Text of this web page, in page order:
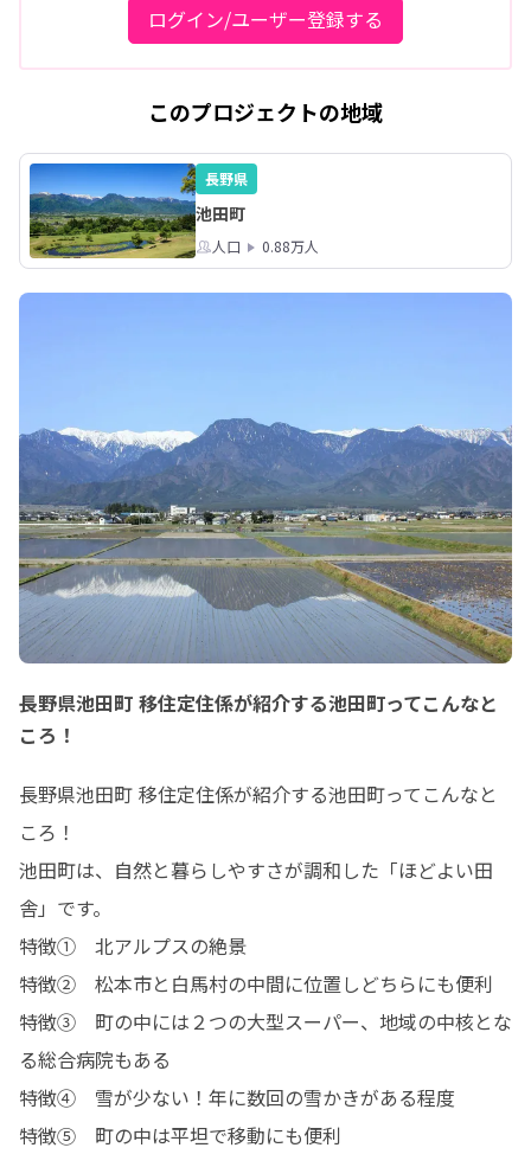
ログイン/ユーザー登録する
このプロジェクトの地域
長野県
池田町
人口 0.88万人
長野県池田町 移住定住係が紹介する池田町ってこんなと
ころ！
長野県池田町 移住定住係が紹介する池田町ってこんなと
ころ！
池田町は、自然と暮らしやすさが調和した「ほどよい田
舎」です。
特徴①　北アルプスの絶景
特徴②　松本市と白馬村の中間に位置しどちらにも便利
特徴③　町の中には２つの大型スーパー、地域の中核とな
る総合病院もある
特徴④　雪が少ない！年に数回の雪かきがある程度
特徴⑤　町の中は平坦で移動にも便利